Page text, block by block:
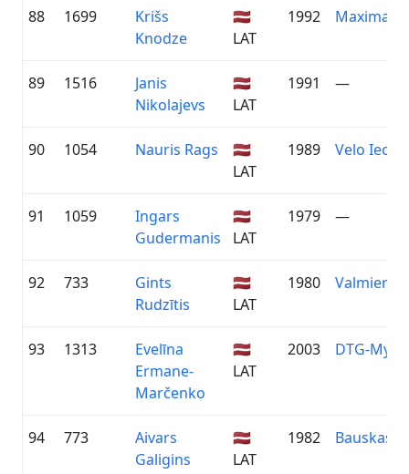
88 1699
Krišs
Knodze
🇱🇻
LAT
1992 Maxima
89 1516
Janis
Nikolajevs
🇱🇻
LAT
1991 —
90 1054 Nauris Rags
🇱🇻
LAT
1989 Velo
91 1059
Ingars
Gudermanis
🇱🇻
LAT
1979 —
92 733
Gints
Rudzītis
🇱🇻
LAT
1980 Valmieras
93 1313
Evelīna
Ermane-
Marčenko
🇱🇻
LAT
2003 DTG-
94 773
Aivars
Galigins
🇱🇻
LAT
1982 Bauskas